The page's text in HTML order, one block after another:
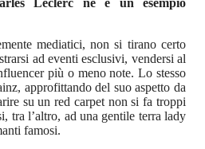
mediatici, non si tirano certo
ad eventi esclusivi, vendersi al
più o meno note. Lo stesso
approfittando del suo aspetto da
su un red carpet non si fa troppi
tra l’altro, ad una gentile terra lady
famosi.